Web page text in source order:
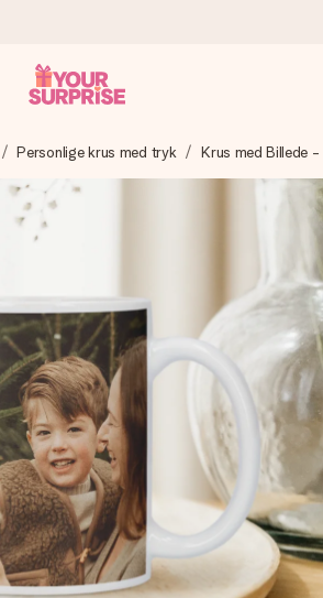
omhu og sender den lynhurtigt – så
det helt rette tidspunkt, når den
+15.000 anmeldelser)
Kunderne giver os 4,7 på Google
hilsen
få trin – med hendes navn, et
besked, der går lige i hendes hjerte.
en masse kærlighed i
Personlige krus med tryk Krus med Billede